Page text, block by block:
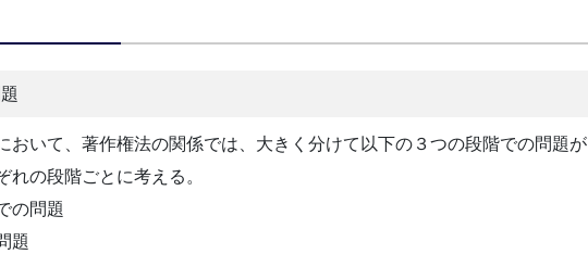
いて、著作権法の関係では、大きく分けて以下の３つの段階での問題が
の段階ごとに考える。
の問題
題